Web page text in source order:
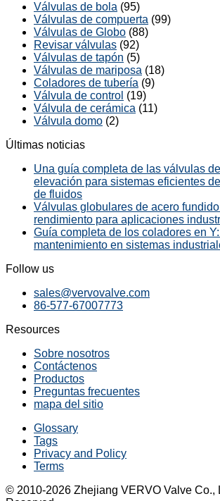
Válvulas de bola (95)
Válvulas de compuerta (99)
Válvulas de Globo (88)
Revisar válvulas (92)
Válvulas de tapón (5)
Válvulas de mariposa (18)
Coladores de tubería (9)
Válvula de control (19)
Válvula de cerámica (11)
Válvula domo (2)
Últimas noticias
Una guía completa de las válvulas
elevación para sistemas eficientes
de fluidos
Válvulas globulares de acero
rendimiento para aplicaciones
Guía completa de los coladores en
mantenimiento en sistemas
Follow us
sales@vervovalve.com
86-577-67007773
Resources
Sobre nosotros
Contáctenos
Productos
Preguntas frecuentes
mapa del sitio
Glossary
Tags
Privacy and Policy
Terms
© 2010-2026 Zhejiang VERVO Valve Co.,